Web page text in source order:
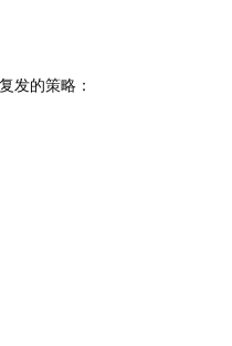
发的策略：